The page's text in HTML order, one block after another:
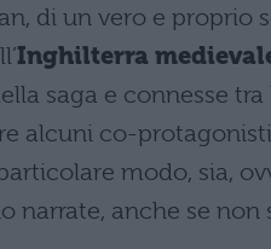
di un vero e proprio
Inghilterra
saga e connesse
alcuni co-
modo, sia,
narrate, anche se